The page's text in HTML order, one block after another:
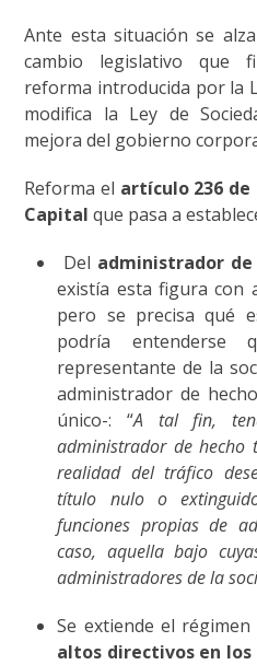
Ante esta situación se
cambio legislativo que
reforma introducida por la
modifica la Ley de
mejora del gobierno
Reforma el artículo 236 de
Capital que pasa a
Del administrador de
existía esta figura con
pero se precisa qué
podría entenderse
representante de la
administrador de
único-: “A tal fin,
administrador de
realidad del tráfico
título nulo o
funciones propias de
caso, aquella bajo
administradores de la
Se extiende el
altos directivos en los